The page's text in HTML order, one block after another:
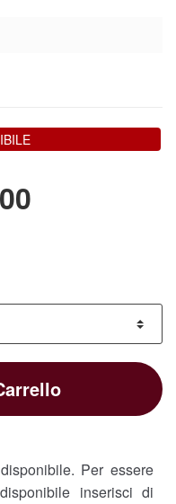
Per essere
inserisci di